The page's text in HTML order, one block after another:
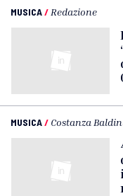
MUSICA/ Redazione
MUSICA/ Costanza